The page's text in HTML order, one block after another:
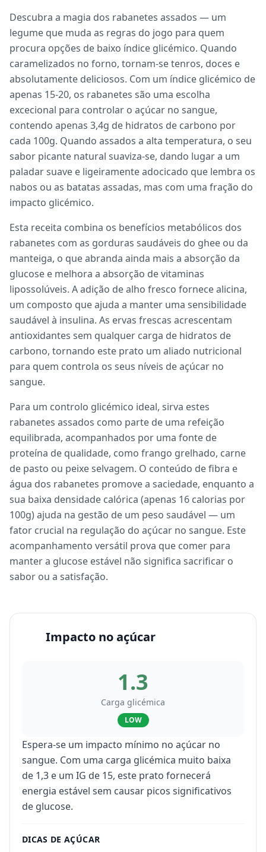
Descubra a magia dos rabanetes assados — um
legume que muda as regras do jogo para quem
procura opções de baixo índice glicémico. Quando
caramelizados no forno, tornam-se tenros, doces e
absolutamente deliciosos. Com um índice glicémico de
apenas 15-20, os rabanetes são uma escolha
excecional para controlar o açúcar no sangue,
contendo apenas 3,4g de hidratos de carbono por
cada 100g. Quando assados a alta temperatura, o seu
sabor picante natural suaviza-se, dando lugar a um
paladar suave e ligeiramente adocicado que lembra os
nabos ou as batatas assadas, mas com uma fração do
impacto glicémico.
Esta receita combina os benefícios metabólicos dos
rabanetes com as gorduras saudáveis do ghee ou da
manteiga, o que abranda ainda mais a absorção da
glucose e melhora a absorção de vitaminas
lipossolúveis. A adição de alho fresco fornece alicina,
um composto que ajuda a manter uma sensibilidade
saudável à insulina. As ervas frescas acrescentam
antioxidantes sem qualquer carga de hidratos de
carbono, tornando este prato um aliado nutricional
para quem controla os seus níveis de açúcar no
sangue.
Para um controlo glicémico ideal, sirva estes
rabanetes assados como parte de uma refeição
equilibrada, acompanhados por uma fonte de
proteína de qualidade, como frango grelhado, carne
de pasto ou peixe selvagem. O conteúdo de fibra e
água dos rabanetes promove a saciedade, enquanto a
sua baixa densidade calórica (apenas 16 calorias por
100g) ajuda na gestão de um peso saudável — um
fator crucial na regulação do açúcar no sangue. Este
acompanhamento versátil prova que comer para
manter a glucose estável não significa sacrificar o
sabor ou a satisfação.
Impacto no açúcar
1.3
Carga glicémica
LOW
Espera-se um impacto mínimo no açúcar no
sangue. Com uma carga glicémica muito baixa
de 1,3 e um IG de 15, este prato fornecerá
energia estável sem causar picos significativos
de glucose.
DICAS DE AÇÚCAR